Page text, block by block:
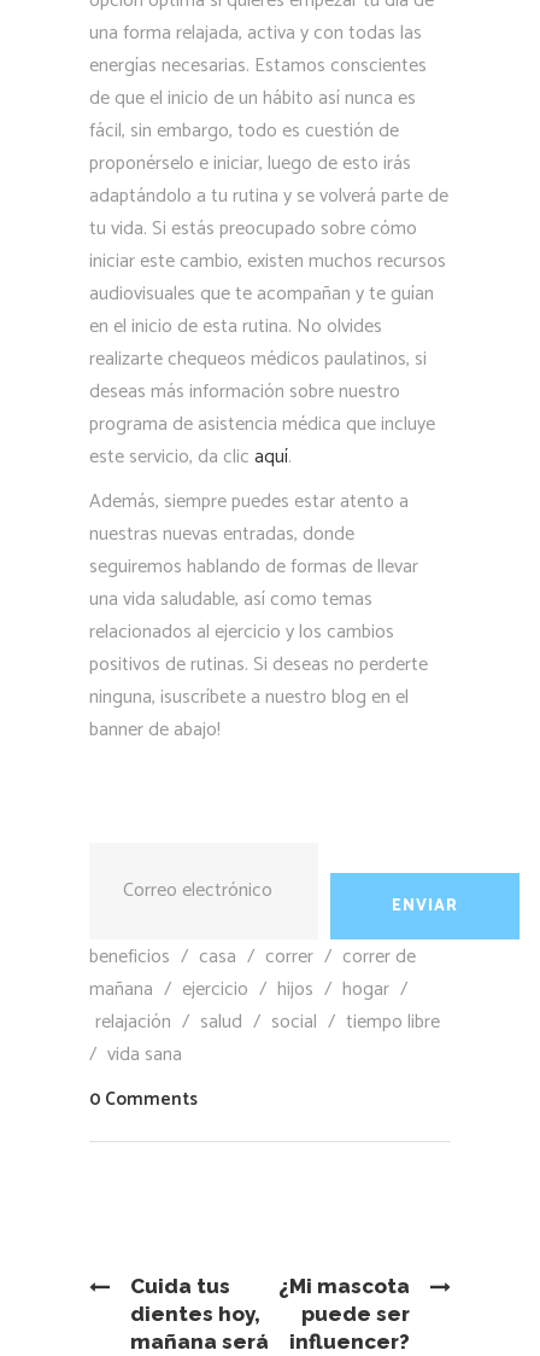
una forma relajada, activa y con todas las
energías necesarias. Estamos conscientes
de que el inicio de un hábito así nunca es
fácil, sin embargo, todo es cuestión de
proponérselo e iniciar, luego de esto irás
adaptándolo a tu rutina y se volverá parte de
tu vida. Si estás preocupado sobre cómo
iniciar este cambio, existen muchos recursos
audiovisuales que te acompañan y te guían
en el inicio de esta rutina. No olvides
realizarte chequeos médicos paulatinos, si
deseas más información sobre nuestro
programa de asistencia médica que incluye
este servicio, da clicaquí.
Además, siempre puedes estar atento a
nuestras nuevas entradas, donde
seguiremos hablando de formas de llevar
una vida saludable, así como temas
relacionados al ejercicio y los cambios
positivos de rutinas. Si deseas no perderte
ninguna, ¡suscríbete a nuestro blog en el
banner de abajo!
beneficios / casa / correr / correr de
mañana / ejercicio / hijos / hogar /
relajación / salud / social / tiempo libre
/ vida sana
0 Comments
Cuida tus
dientes hoy,
mañana será
¿Mi mascota
puede ser
influencer?